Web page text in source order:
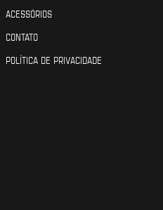
ACESSÓRIOS
CONTATO
POLÍTICA DE PRIVACIDADE